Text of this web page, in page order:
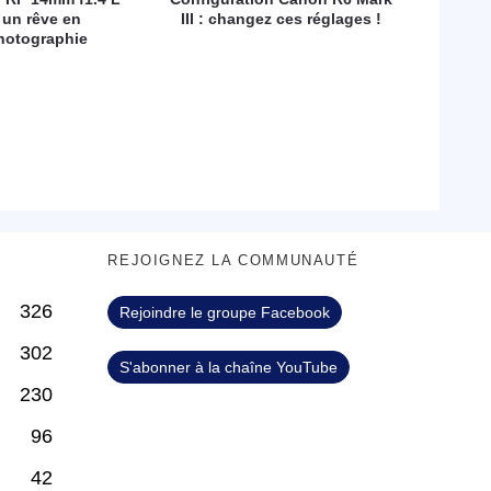
rêve en
III : changez ces réglages !
326
302
230
96
42
REJOIGNEZ LA COMMUNAUTÉ
Rejoindre le groupe Facebook
S'abonner à la chaîne YouTube